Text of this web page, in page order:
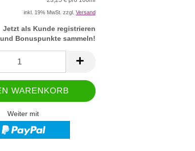
inkl. 19% MwSt. zzgl. Versand
Jetzt als Kunde registrieren
und Bonuspunkte sammeln!
Weiter mit